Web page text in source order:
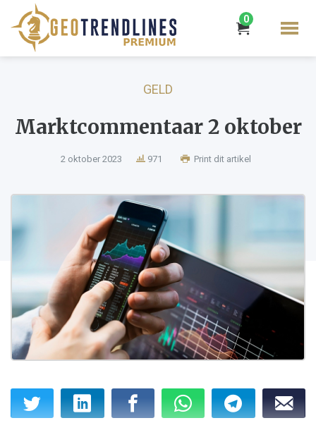
0
GELD
Marktcommentaar 2 oktober
2 oktober 2023 971 Print dit artikel